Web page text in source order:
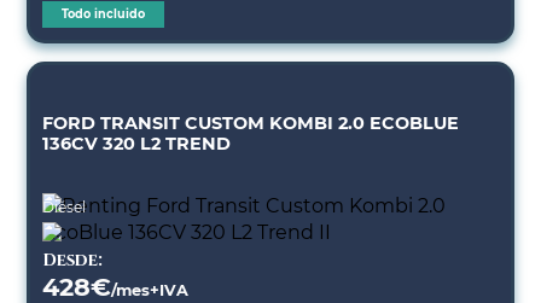
Todo incluido
FORD TRANSIT CUSTOM KOMBI 2.0 ECOBLUE
136CV 320 L2 TREND
Diésel
Desde:
428€/mes+IVA